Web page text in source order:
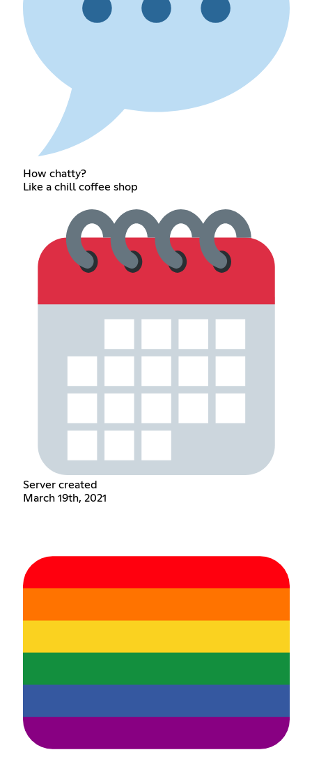
How chatty?
Like a chill coffee shop
Server created
March 19th, 2021